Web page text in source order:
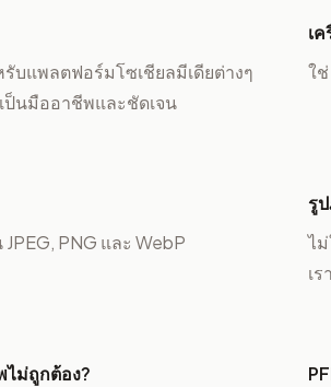
แพลตฟอร์มโซเชียลมีเดียต่างๆ
นมืออาชีพและชัดเจน
เ
ใ
PNG และ WebP
รู
ไ
เ
ม่ถูกต้อง?